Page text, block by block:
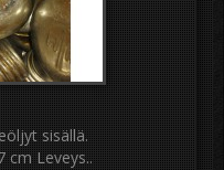
sisällä.
cm Leveys..